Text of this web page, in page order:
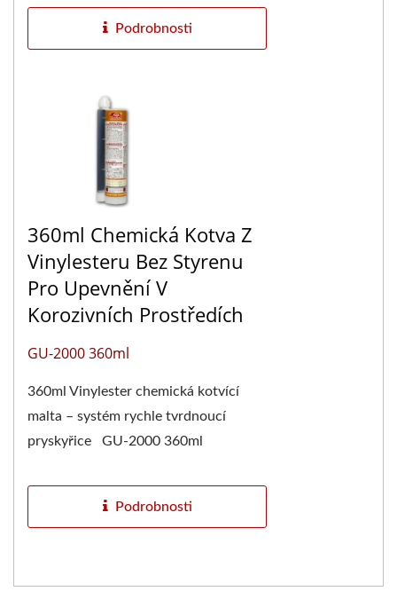
správnou...
Podrobnosti
360ml Chemická Kotva Z
Vinylesteru Bez Styrenu
Pro Upevnění V
Korozivních Prostředích
GU-2000 360ml
360ml Vinylester chemická kotvící
malta – systém rychle tvrdnoucí
pryskyřice GU-2000 360ml
jedním z nejpopulárnějších...
Podrobnosti